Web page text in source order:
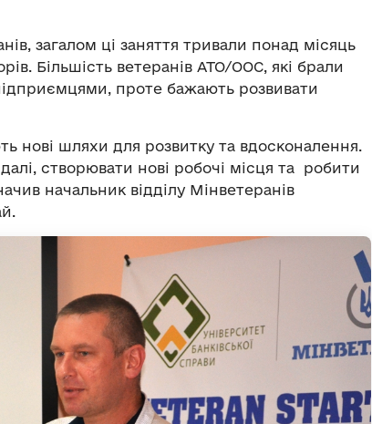
загалом ці заняття тривали понад місяць
Більшість ветеранів АТО/ООС, які брали
проте бажають розвивати
шляхи для розвитку та вдосконалення.
створювати нові робочі місця та робити
начальник відділу Мінветеранів